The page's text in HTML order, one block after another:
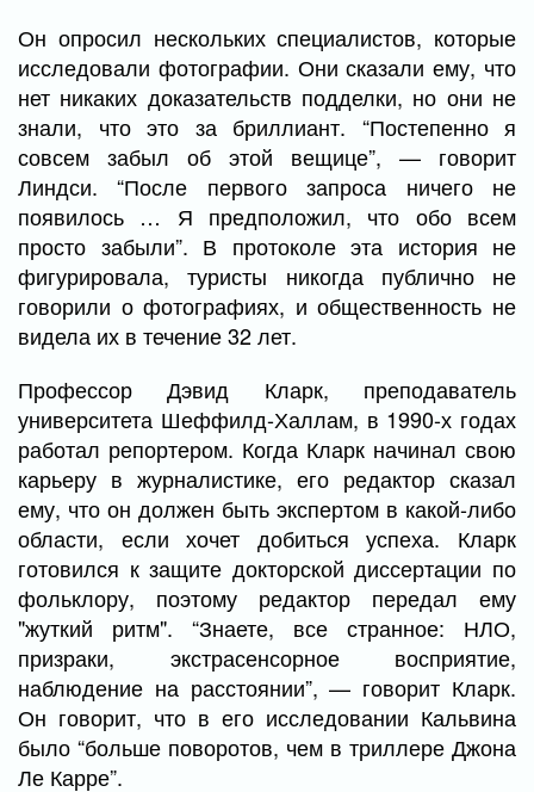
Он опросил нескольких специалистов, которые
исследовали фотографии. Они сказали ему, что
нет никаких доказательств подделки, но они не
знали, что это за бриллиант. “Постепенно я
совсем забыл об этой вещице”, — говорит
Линдси. “После первого запроса ничего не
появилось … Я предположил, что обо всем
просто забыли”. В протоколе эта история не
фигурировала, туристы никогда публично не
говорили о фотографиях, и общественность не
видела их в течение 32 лет.
Профессор Дэвид Кларк, преподаватель
университета Шеффилд-Халлам, в 1990-х годах
работал репортером. Когда Кларк начинал свою
карьеру в журналистике, его редактор сказал
ему, что он должен быть экспертом в какой-либо
области, если хочет добиться успеха. Кларк
готовился к защите докторской диссертации по
фольклору, поэтому редактор передал ему
"жуткий ритм". “Знаете, все странное: НЛО,
призраки, экстрасенсорное восприятие,
наблюдение на расстоянии”, — говорит Кларк.
Он говорит, что в его исследовании Кальвина
было “больше поворотов, чем в триллере Джона
Ле Карре”.